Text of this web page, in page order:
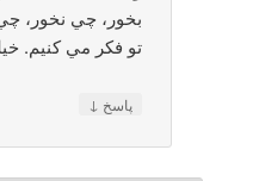
بخور، چي نخور،
تو فكر مي كنيم.
پاسخ ↓